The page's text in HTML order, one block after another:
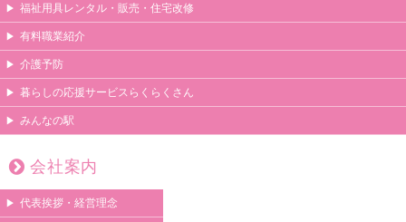
福祉用具レンタル・販売・住宅改修
有料職業紹介
介護予防
暮らしの応援サービスらくらくさん
みんなの駅
会社案内
代表挨拶・経営理念